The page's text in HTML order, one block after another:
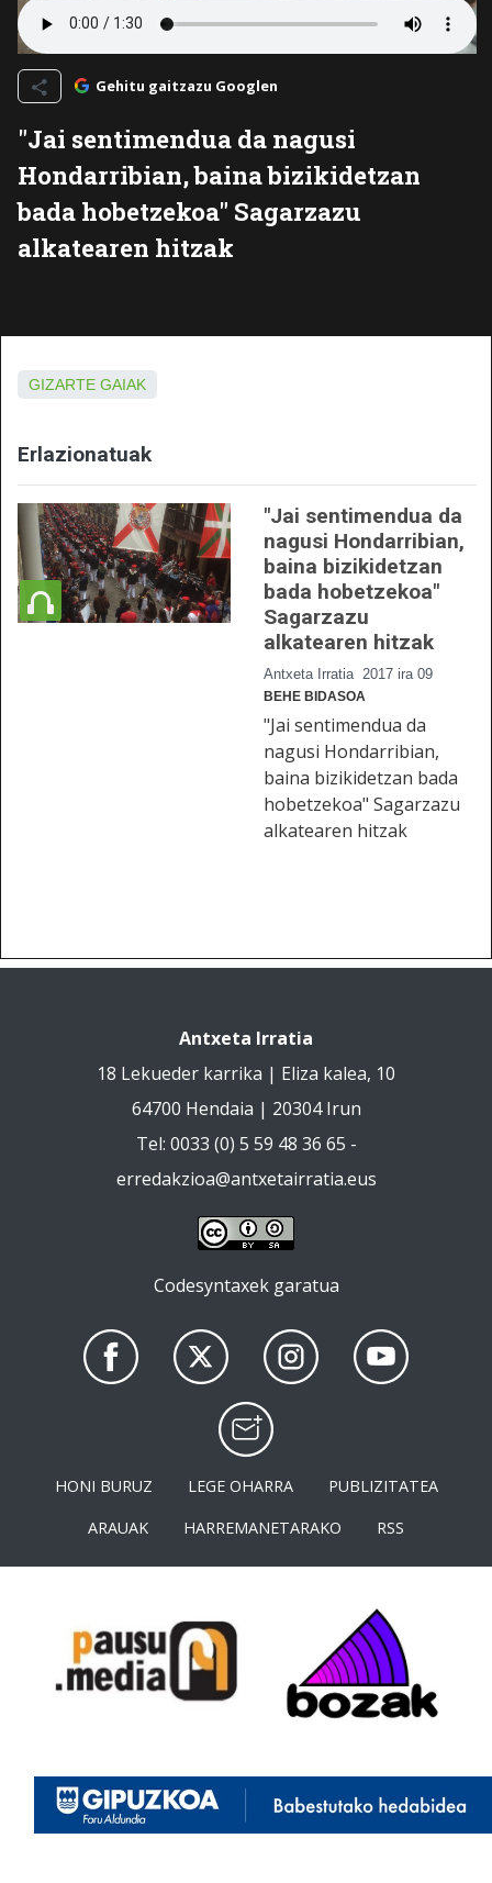
Gehitu gaitzazu Googlen
"Jai sentimendua da nagusi
Hondarribian, baina bizikidetzan
bada hobetzekoa" Sagarzazu
alkatearen hitzak
GIZARTE GAIAK
Erlazionatuak
"Jai sentimendua da
nagusi Hondarribian,
baina bizikidetzan
bada hobetzekoa"
Sagarzazu
alkatearen hitzak
Antxeta Irratia 2017 ira 09
BEHE BIDASOA
"Jai sentimendua da
nagusi Hondarribian,
baina bizikidetzan bada
hobetzekoa" Sagarzazu
alkatearen hitzak
Antxeta Irratia
18 Lekueder karrika | Eliza kalea, 10
64700 Hendaia | 20304 Irun
Tel: 0033 (0) 5 59 48 36 65 -
erredakzioa@antxetairratia.eus
Codesyntaxek garatua
HONI BURUZ LEGE OHARRA
PUBLIZITATEA
ARAUAK
HARREMANETARAKO RSS